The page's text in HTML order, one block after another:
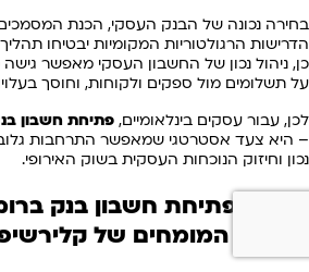
בחירה נכונה של הבנק העסקי, הכנת
הדרישות הרגולטוריות המקומיות יבטיחו
כן, ניהול נכון של החשבון העסקי מאפשר
על תשלומים מול ספקים ולקוחות, וחוסך
לכן, עבור עסקים בינלאומיים, פתיחת חשבון
– היא צעד אסטרטגי שמאפשר התרחבות
נכון וחיזוק הנוכחות העסקית בשוק האירופי.
תהליך פתיחת חשבון בנק
ורק עם המומחים של